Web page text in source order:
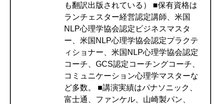
も翻訳出版されている） ■保有資格は
ランチェスター経営認定講師、米国
NLP心理学協会認定ビジネスマスタ
ー、米国NLP心理学協会認定プラクテ
ィショナー、米国NLP心理学協会認定
コーチ、GCS認定コーチングコーチ、
コミュニケーション心理学マスターな
ど多数。 ■講演実績はパナソニック、
富士通、ファンケル、山崎製パン、